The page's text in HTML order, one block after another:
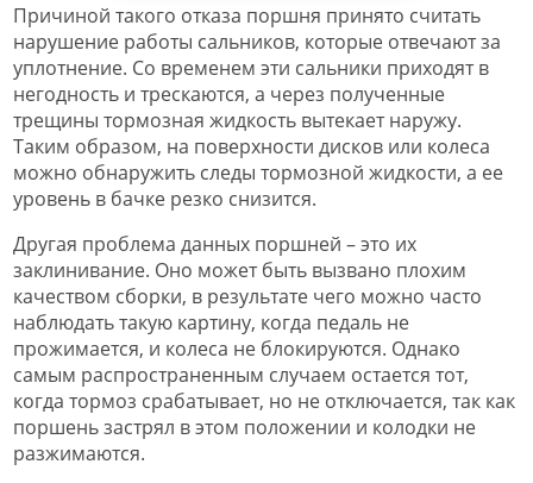
Причиной такого отказа поршня принято считать
нарушение работы сальников, которые отвечают за
уплотнение. Со временем эти сальники приходят в
негодность и трескаются, а через полученные
трещины тормозная жидкость вытекает наружу.
Таким образом, на поверхности дисков или колеса
можно обнаружить следы тормозной жидкости, а ее
уровень в бачке резко снизится.
Другая проблема данных поршней – это их
заклинивание. Оно может быть вызвано плохим
качеством сборки, в результате чего можно часто
наблюдать такую картину, когда педаль не
прожимается, и колеса не блокируются. Однако
самым распространенным случаем остается тот,
когда тормоз срабатывает, но не отключается, так как
поршень застрял в этом положении и колодки не
разжимаются.